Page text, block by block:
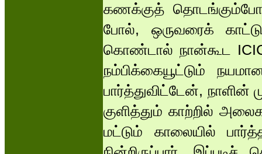
கணக்குத்
போல், ஒருவரைக்
கொண்டால் நான்கூட
நம்பிக்கையூட்டும்
பார்த்துவிட்டேன், நாளின்
குளித்தும் காற்றில்
மட்டும் காலையில்